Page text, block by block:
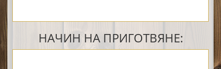
НАЧИН НА ПРИГОТВЯНЕ: